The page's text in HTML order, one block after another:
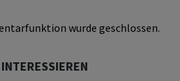
wurde geschlossen.